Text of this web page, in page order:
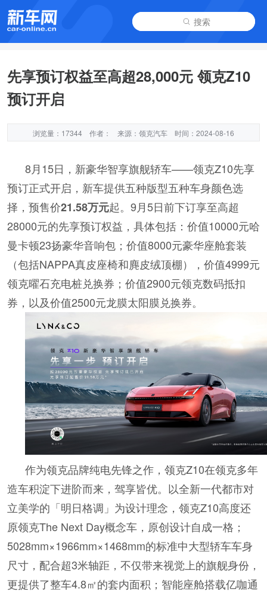
搜索
先享预订权益至高超28,000元 领克Z10
预订开启
浏览量：17344 作者： 来源：领克汽车 时间：2024-08-16
8月15日，新豪华智享旗舰轿车——领克Z10先享
预订正式开启，新车提供五种版型五种车身颜色选
择，预售价21.58万元起。9月5日前下订享至高超
28000元的先享预订权益，具体包括：价值10000元哈
曼卡顿23扬豪华音响包；价值8000元豪华座舱套装
（包括NAPPA真皮座椅和麂皮绒顶棚），价值4999元
领克曜石充电桩兑换券；价值2900元领克数码抵扣
券，以及价值2500元龙膜太阳膜兑换券。
作为领克品牌纯电先锋之作，领克Z10在领克多年
造车积淀下进阶而来，驾享皆优。以全新一代都市对
立美学的「明日格调」为设计理念，领克Z10高度还
原领克The Next Day概念车，原创设计自成一格；
5028mm×1966mm×1468mm的标准中大型轿车车身
尺寸，配合超3米轴距，不仅带来视觉上的旗舰身份，
更提供了整车4.8㎡的套内面积；智能座舱搭载亿咖通